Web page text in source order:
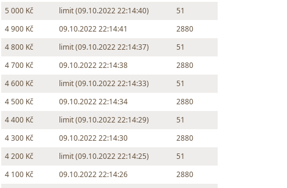
5 000 Kč
limit (09.10.2022 22:14:40)
51
4 900 Kč
09.10.2022 22:14:41
2880
4 800 Kč
limit (09.10.2022 22:14:37)
51
4 700 Kč
09.10.2022 22:14:38
2880
4 600 Kč
limit (09.10.2022 22:14:33)
51
4 500 Kč
09.10.2022 22:14:34
2880
4 400 Kč
limit (09.10.2022 22:14:29)
51
4 300 Kč
09.10.2022 22:14:30
2880
4 200 Kč
limit (09.10.2022 22:14:25)
51
4 100 Kč
09.10.2022 22:14:26
2880